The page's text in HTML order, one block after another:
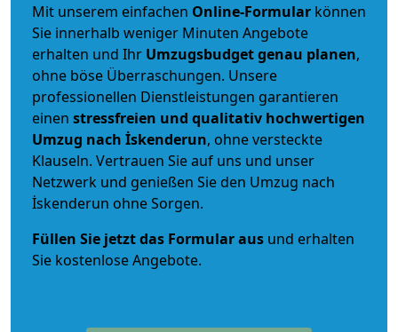
Mit unserem einfachen Online-Formular können
Sie innerhalb weniger Minuten Angebote
erhalten und Ihr Umzugsbudgetgenau planen,
ohne böse Überraschungen. Unsere
professionellen Dienstleistungen garantieren
einen stressfreien und qualitativ hochwertigen
Umzug nach İskenderun, ohne versteckte
Klauseln. Vertrauen Sie auf uns und unser
Netzwerk und genießen Sie den Umzug nach
İskenderun ohne Sorgen.
Füllen Sie jetzt das Formular aus und erhalten
Sie kostenlose Angebote.